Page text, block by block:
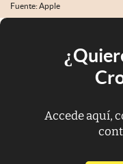
Fuente: Apple
Accede aquí,